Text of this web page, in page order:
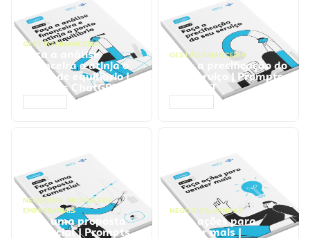
GESTÃO FINANCEIRA
Faça a análise
financeira e atinja o
ponto de equilíbrio |
Prompts ChatGPT
GESTÃO FINANCEIRA
Faça a precificação do
seu serviço | Prompts
ChatGPT
NEGÓCIOS, PROCESSOS
EMPRESARIAIS
Faça uma proposta
comercial | Prompts
NEGÓCIOS, VENDAS
Faça ações para
vender mais |